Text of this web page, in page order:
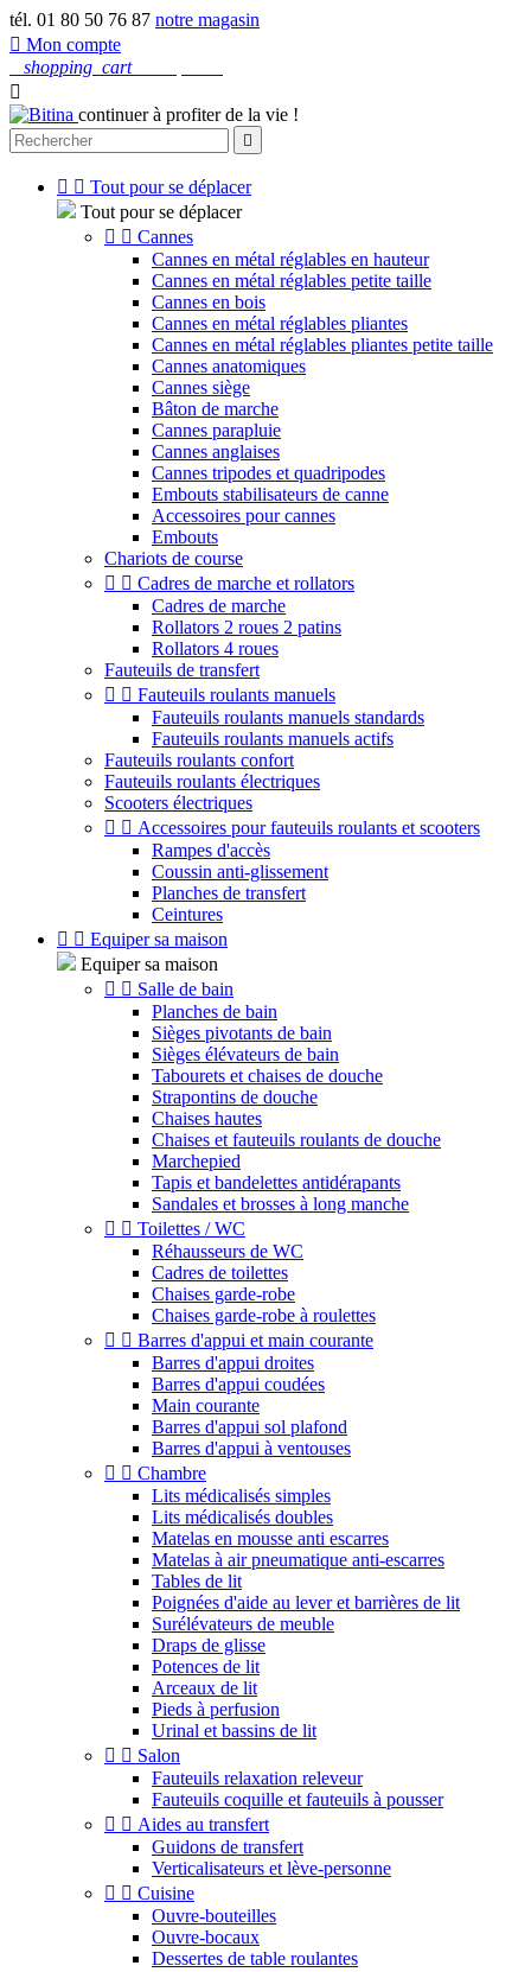
tél. 01 80 50 76 87 notre magasin
 Mon compte
shopping_cart

continuer à profiter de la vie !

  Tout pour se déplacer
Tout pour se déplacer
  Cannes
Cannes en métal réglables en hauteur
Cannes en métal réglables petite taille
Cannes en bois
Cannes en métal réglables pliantes
Cannes en métal réglables pliantes petite taille
Cannes anatomiques
Cannes siège
Bâton de marche
Cannes parapluie
Cannes anglaises
Cannes tripodes et quadripodes
Embouts stabilisateurs de canne
Accessoires pour cannes
Embouts
Chariots de course
  Cadres de marche et rollators
Cadres de marche
Rollators 2 roues 2 patins
Rollators 4 roues
Fauteuils de transfert
  Fauteuils roulants manuels
Fauteuils roulants manuels standards
Fauteuils roulants manuels actifs
Fauteuils roulants confort
Fauteuils roulants électriques
Scooters électriques
  Accessoires pour fauteuils roulants et scooters
Rampes d'accès
Coussin anti-glissement
Planches de transfert
Ceintures
  Equiper sa maison
Equiper sa maison
  Salle de bain
Planches de bain
Sièges pivotants de bain
Sièges élévateurs de bain
Tabourets et chaises de douche
Strapontins de douche
Chaises hautes
Chaises et fauteuils roulants de douche
Marchepied
Tapis et bandelettes antidérapants
Sandales et brosses à long manche
  Toilettes / WC
Réhausseurs de WC
Cadres de toilettes
Chaises garde-robe
Chaises garde-robe à roulettes
  Barres d'appui et main courante
Barres d'appui droites
Barres d'appui coudées
Main courante
Barres d'appui sol plafond
Barres d'appui à ventouses
  Chambre
Lits médicalisés simples
Lits médicalisés doubles
Matelas en mousse anti escarres
Matelas à air pneumatique anti-escarres
Tables de lit
Poignées d'aide au lever et barrières de lit
Surélévateurs de meuble
Draps de glisse
Potences de lit
Arceaux de lit
Pieds à perfusion
Urinal et bassins de lit
  Salon
Fauteuils relaxation releveur
Fauteuils coquille et fauteuils à pousser
  Aides au transfert
Guidons de transfert
Verticalisateurs et lève-personne
  Cuisine
Ouvre-bouteilles
Ouvre-bocaux
Dessertes de table roulantes